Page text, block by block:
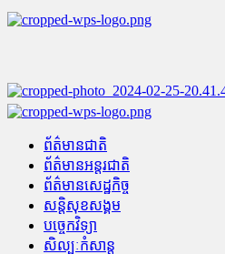
Skip
to
Primary
ព័ត៌មានជាតិ
ព័ត៌មានអន្តរជាតិ
ព័ត៌មានសេដ្ឋកិច្ច
សន្តិសុខសង្គម
បច្ចេកវិទ្យា
សិល្បៈកំសាន្ត